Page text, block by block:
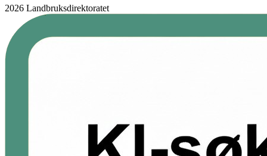
2026 Landbruksdirektoratet